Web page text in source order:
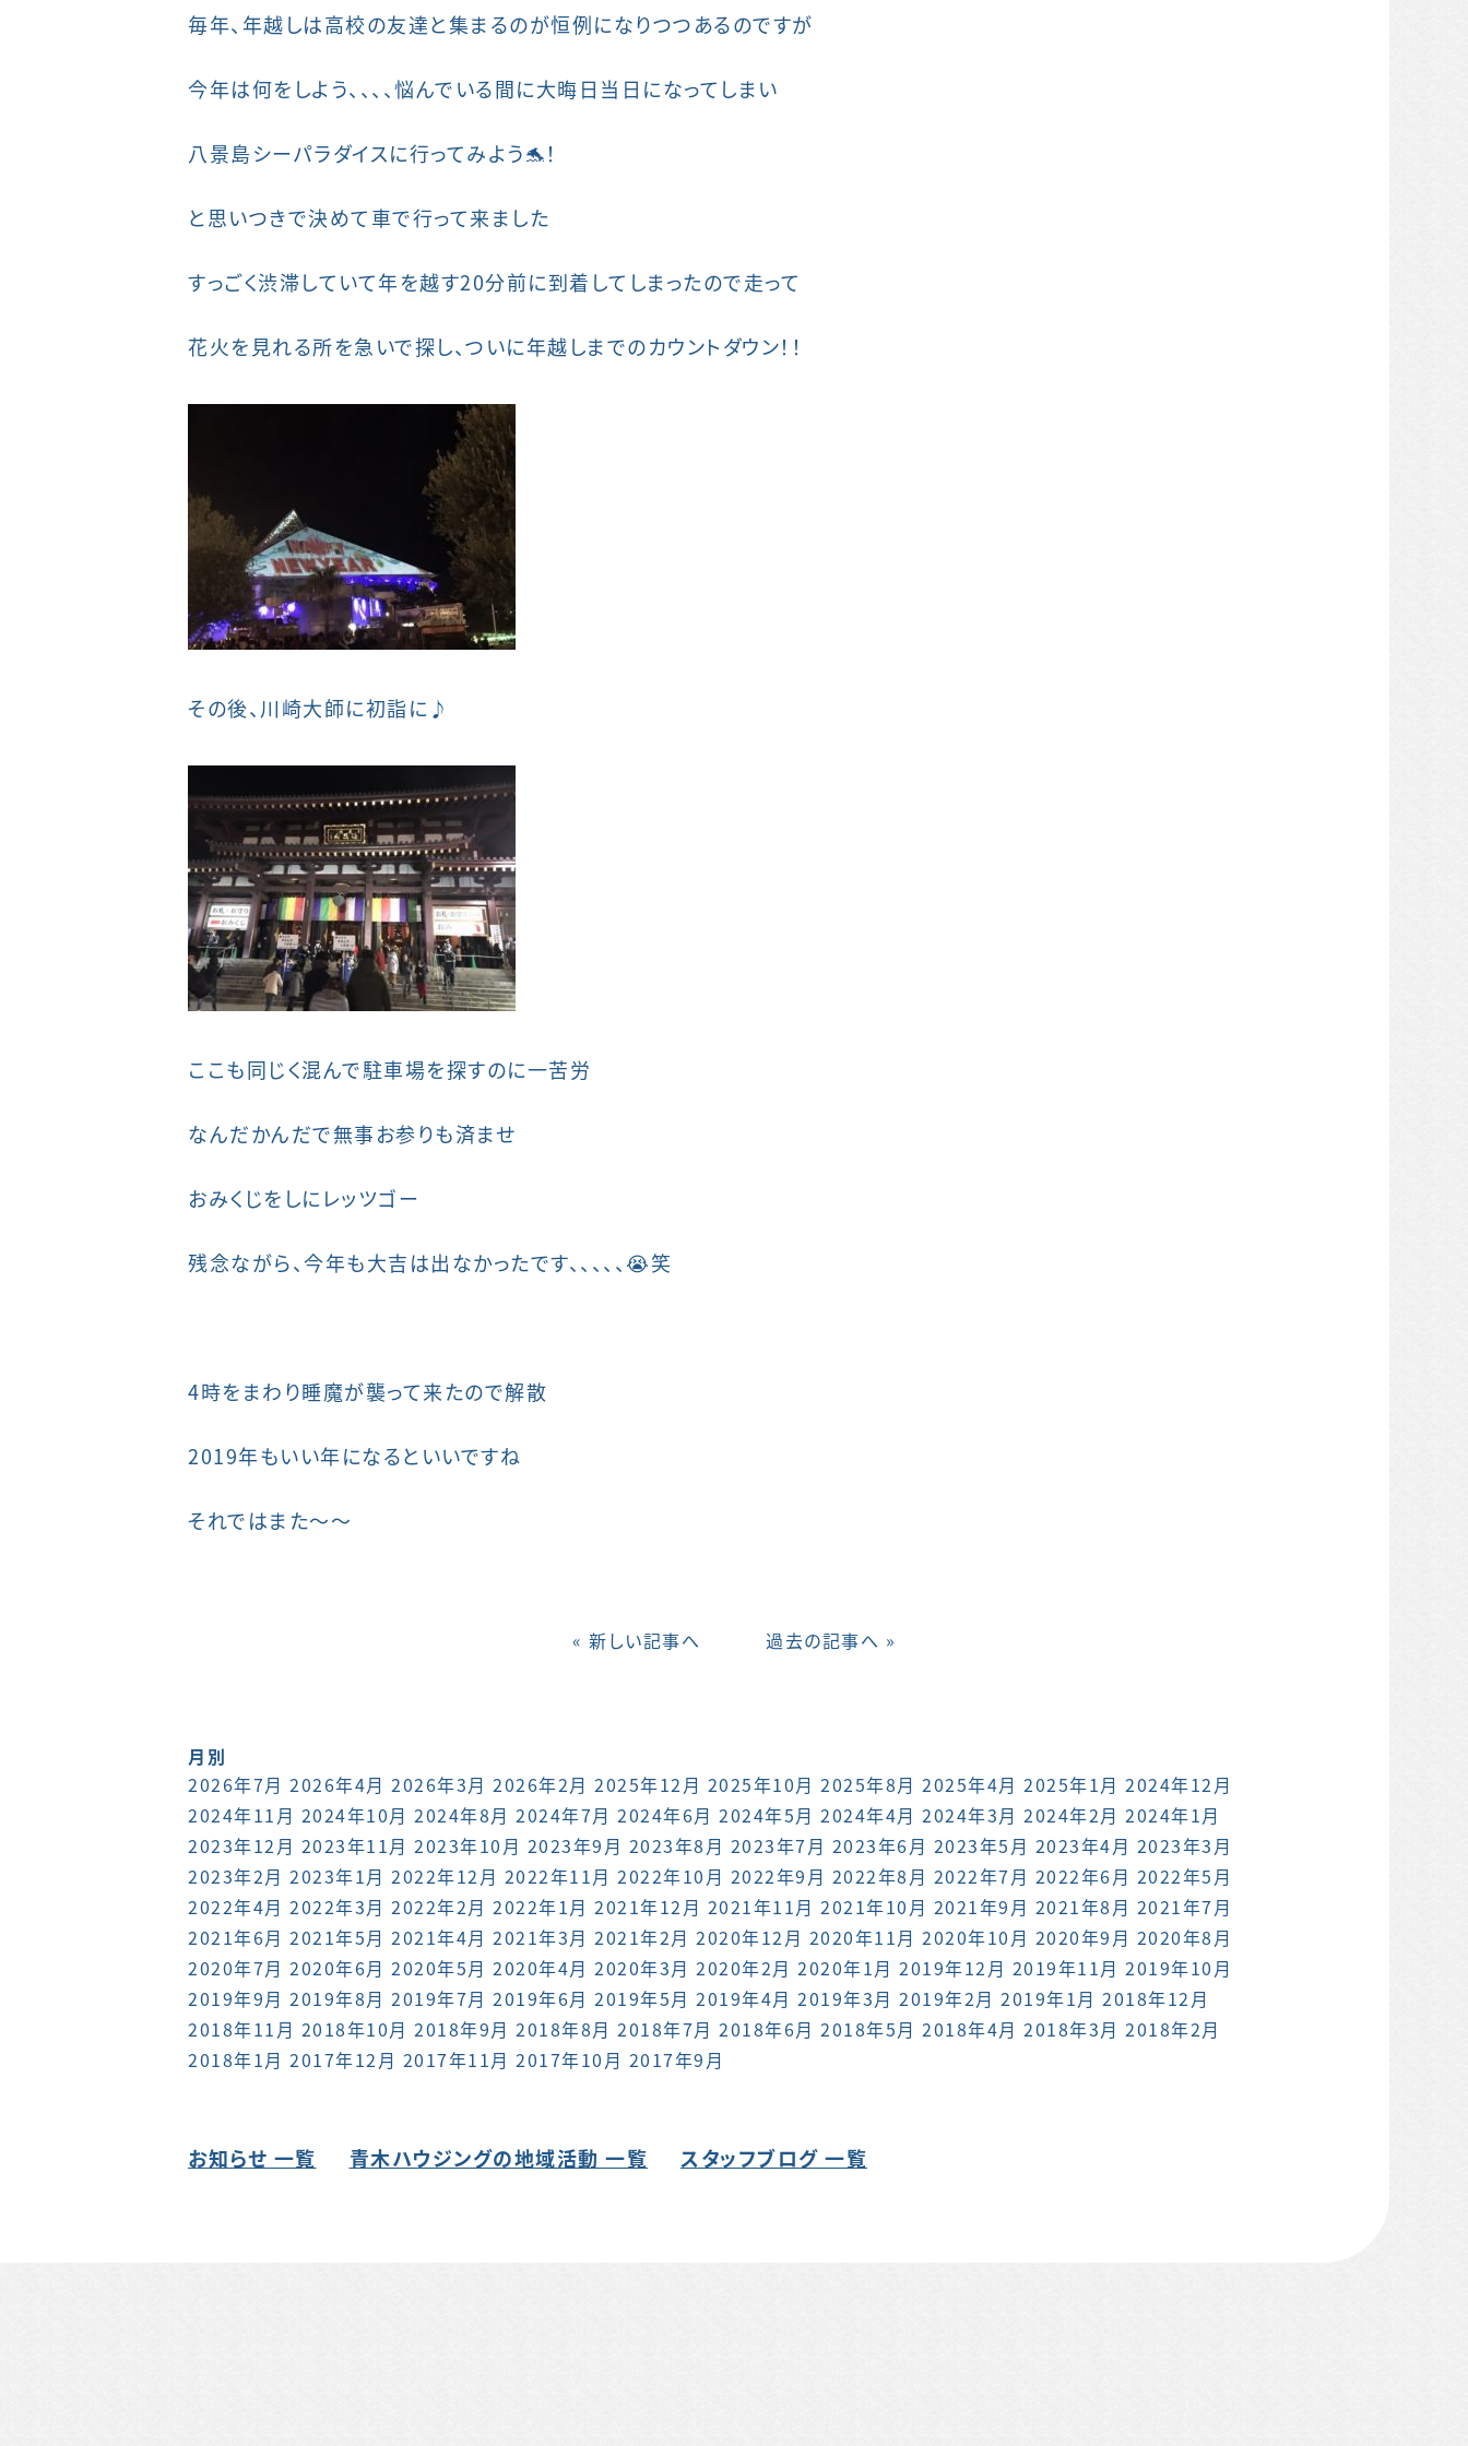
毎年、年越しは高校の友達と集まるのが恒例になりつつあるのですが
今年は何をしよう、、、、悩んでいる間に大晦日当日になってしまい
八景島シーパラダイスに行ってみよう🐬！
と思いつきで決めて車で行って来ました
すっごく渋滞していて年を越す20分前に到着してしまったので走って
花火を見れる所を急いで探し、ついに年越しまでのカウントダウン！！
その後、川崎大師に初詣に♪
ここも同じく混んで駐車場を探すのに一苦労
なんだかんだで無事お参りも済ませ
おみくじをしにレッツゴー
残念ながら、今年も大吉は出なかったです、、、、、😭笑
4時をまわり睡魔が襲って来たので解散
2019年もいい年になるといいですね
それではまた～～
« 新しい記事へ 過去の記事へ »
月別
2026年7月 2026年4月 2026年3月 2026年2月 2025年12月 2025年10月 2025年8月 2025年4月 2025年1月 2024年12月
2024年11月 2024年10月 2024年8月 2024年7月 2024年6月 2024年5月 2024年4月 2024年3月 2024年2月 2024年1月
2023年12月 2023年11月 2023年10月 2023年9月 2023年8月 2023年7月 2023年6月 2023年5月 2023年4月 2023年3月
2023年2月 2023年1月 2022年12月 2022年11月 2022年10月 2022年9月 2022年8月 2022年7月 2022年6月 2022年5月
2022年4月 2022年3月 2022年2月 2022年1月 2021年12月 2021年11月 2021年10月 2021年9月 2021年8月 2021年7月
2021年6月 2021年5月 2021年4月 2021年3月 2021年2月 2020年12月 2020年11月 2020年10月 2020年9月 2020年8月
2020年7月 2020年6月 2020年5月 2020年4月 2020年3月 2020年2月 2020年1月 2019年12月 2019年11月 2019年10月
2019年9月 2019年8月 2019年7月 2019年6月 2019年5月 2019年4月 2019年3月 2019年2月 2019年1月 2018年12月
2018年11月 2018年10月 2018年9月 2018年8月 2018年7月 2018年6月 2018年5月 2018年4月 2018年3月 2018年2月
2018年1月 2017年12月 2017年11月 2017年10月 2017年9月
お知らせ 一覧 青木ハウジングの地域活動 一覧 スタッフブログ 一覧